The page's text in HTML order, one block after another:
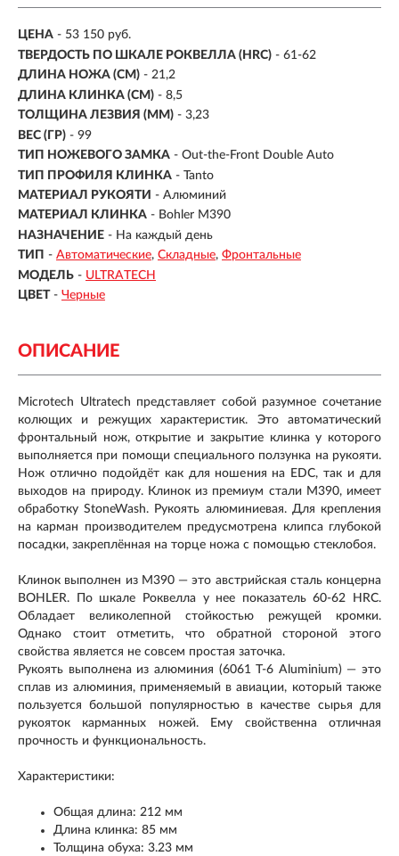
ЦЕНА - 53 150 руб.
ТВЕРДОСТЬ ПО ШКАЛЕ РОКВЕЛЛА (HRC) - 61-62
ДЛИНА НОЖА (СМ) - 21,2
ДЛИНА КЛИНКА (СМ) - 8,5
ТОЛЩИНА ЛЕЗВИЯ (ММ) - 3,23
ВЕС (ГР) - 99
ТИП НОЖЕВОГО ЗАМКА - Out-the-Front Double Auto
ТИП ПРОФИЛЯ КЛИНКА - Tanto
МАТЕРИАЛ РУКОЯТИ - Алюминий
МАТЕРИАЛ КЛИНКА - Bohler M390
НАЗНАЧЕНИЕ - На каждый день
ТИП - Автоматические Складные Фронтальные
МОДЕЛЬ - ULTRATECH
ЦВЕТ - Черные
ОПИСАНИЕ
Microtech Ultratech представляет собой разумное сочетание
колющих и режущих характеристик. Это автоматический
фронтальный нож, открытие и закрытие клинка у которого
выполняется при помощи специального ползунка на рукояти.
Нож отлично подойдёт как для ношения на EDC, так и для
выходов на природу. Клинок из премиум стали M390, имеет
обработку StoneWash. Рукоять алюминиевая. Для крепления
на карман производителем предусмотрена клипса глубокой
посадки, закреплённая на торце ножа с помощью стеклобоя.
Клинок выполнен из M390 — это австрийская сталь концерна
BOHLER. По шкале Роквелла у нее показатель 60-62 HRC.
Обладает великолепной стойкостью режущей кромки.
Однако стоит отметить, что обратной стороной этого
свойства является не совсем простая заточка.
Рукоять выполнена из алюминия (6061 T-6 Aluminium) — это
сплав из алюминия, применяемый в авиации, который также
пользуется большой популярностью в качестве сырья для
рукояток карманных ножей. Ему свойственна отличная
прочность и функциональность.
Характеристики:
Общая длина: 212 мм
Длина клинка: 85 мм
Толщина обуха: 3.23 мм